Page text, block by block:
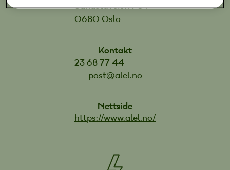
Sandstuveien 70 F
0680 Oslo
Kontakt
23 68 77 44
post@alel.no
Nettside
https://www.alel.no/